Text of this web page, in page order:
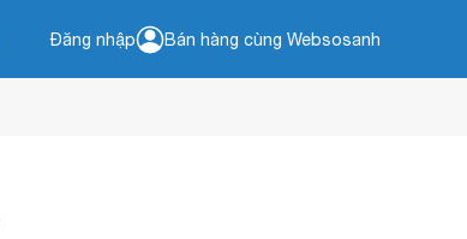
Đăng nhập Bán hàng cùng Websosanh